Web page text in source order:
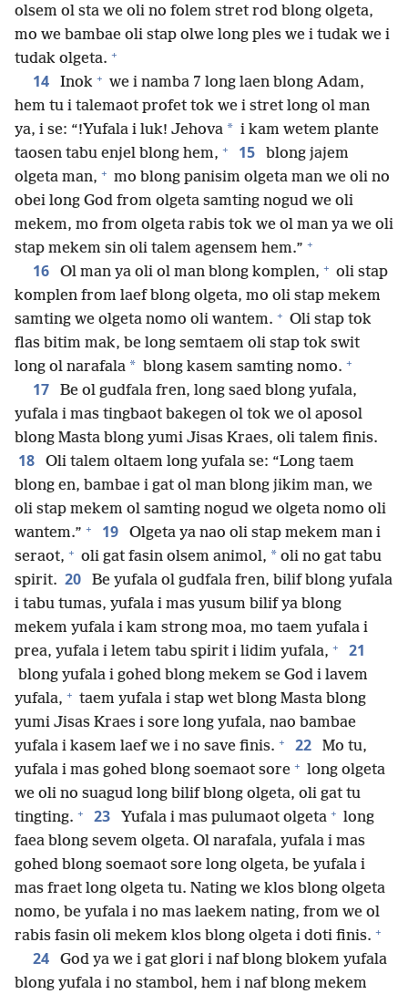
olsem ol sta we oli no folem stret rod blong olgeta,
mo we bambae oli stap olwe long ples we i tudak we i
tudak olgeta. +
14 Inok + we i namba 7 long laen blong Adam,
hem tu i talemaot profet tok we i stret long ol man
ya, i se: “!Yufala i luk! Jehova * i kam wetem plante
taosen tabu enjel blong hem, + 15
blong jajem
olgeta man, + mo blong panisim olgeta man we oli no
obei long God from olgeta samting nogud we oli
mekem, mo from olgeta rabis tok we ol man ya we oli
stap mekem sin oli talem agensem hem.” +
16 Ol man ya oli ol man blong komplen, + oli stap
komplen from laef blong olgeta, mo oli stap mekem
samting we olgeta nomo oli wantem. + Oli stap tok
flas bitim mak, be long semtaem oli stap tok swit
long ol narafala * blong kasem samting nomo. +
17
Be ol gudfala fren, long saed blong yufala,
yufala i mas tingbaot bakegen ol tok we ol aposol
blong Masta blong yumi Jisas Kraes, oli talem finis.
18
Oli talem oltaem long yufala se: “Long taem
blong en, bambae i gat ol man blong jikim man, we
oli stap mekem ol samting nogud we olgeta nomo oli
wantem.” + 19
Olgeta ya nao oli stap mekem man i
seraot, + oli gat fasin olsem animol, * oli no gat tabu
spirit. 20
Be yufala ol gudfala fren, bilif blong yufala
i tabu tumas, yufala i mas yusum bilif ya blong
mekem yufala i kam strong moa, mo taem yufala i
prea, yufala i letem tabu spirit i lidim yufala, + 21
blong yufala i gohed blong mekem se God i lavem
yufala, + taem yufala i stap wet blong Masta blong
yumi Jisas Kraes i sore long yufala, nao bambae
yufala i kasem laef we i no save finis. + 22
Mo tu,
yufala i mas gohed blong soemaot sore + long olgeta
we oli no suagud long bilif blong olgeta, oli gat tu
tingting. + 23 Yufala i mas pulumaot olgeta + long
faea blong sevem olgeta. Ol narafala, yufala i mas
gohed blong soemaot sore long olgeta, be yufala i
mas fraet long olgeta tu. Nating we klos blong olgeta
nomo, be yufala i no mas laekem nating, from we ol
rabis fasin oli mekem klos blong olgeta i doti finis. +
24
God ya we i gat glori i naf blong blokem yufala
blong yufala i no stambol, hem i naf blong mekem